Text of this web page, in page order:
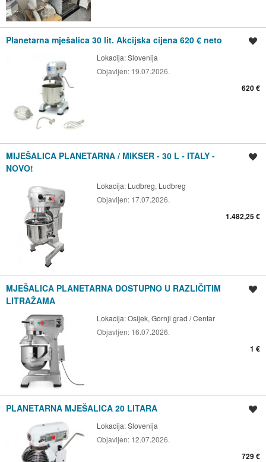
Planetarna mješalica 30 lit. Akcijska cijena 620 € neto
Lokacija:Slovenija
Objavljen: 19.07.2026.
620 €
MIJEŠALICA PLANETARNA / MIKSER - 30 L - ITALY -
NOVO!
Lokacija: Ludbreg, Ludbreg
Objavljen: 17.07.2026.
1.482,25 €
MJEŠALICA PLANETARNA DOSTUPNO U RAZLIČITIM
LITRAŽAMA
Lokacija:Osijek, Gornji grad / Centar
Objavljen: 16.07.2026.
1 €
PLANETARNA MJEŠALICA 20 LITARA
Lokacija:Slovenija
Objavljen: 12.07.2026.
729 €